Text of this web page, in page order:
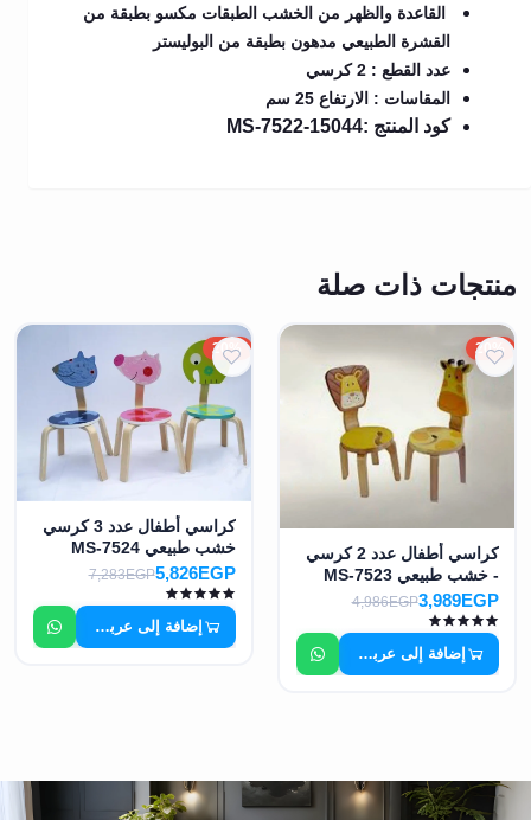
القاعدة والظهر من الخشب الطبقات مكسو بطبقة من
القشرة الطبيعي مدهون بطبقة من البوليستر
عدد القطع : 2 كرسي
المقاسات : الارتفاع 25 سم
كود المنتج :MS-7522-15044
منتجات ذات صلة
20%
كراسي أطفال عدد 2 كرسي
- خشب طبيعي MS-7523
3,989EGP
4,986EGP
إضافة إلى عربة التسوق
20%
كراسي أطفال عدد 3 كرسي
خشب طبيعي MS-7524
5,826EGP
7,283EGP
إضافة إلى عربة التسوق